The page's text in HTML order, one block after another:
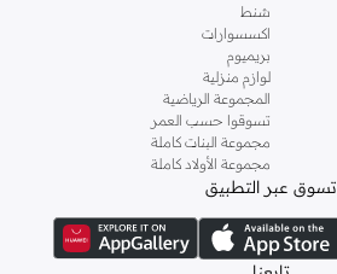
شنط
اكسسوارات
بريميوم
لوازم منزلية
المجموعة الرياضية
تسوقوا حسب العمر
مجموعة البنات كاملة
مجموعة الأولاد كاملة
تسوق عبر التطبيق